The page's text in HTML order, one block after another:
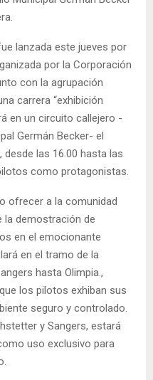
lanzada este jueves por
por la Corporación
con la agrupación
carrera “exhibición
en un circuito callejero -
Germán Becker- el
las 16.00 hasta las
como protagonistas.
ofrecer a la comunidad
la demostración de
en el emocionante
en el tramo de la
hasta Olimpia.,
los pilotos exhiban sus
seguro y controlado.
y Sangers, estará
uso exclusivo para